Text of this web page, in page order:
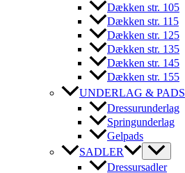
Dækken str. 105
Dækken str. 115
Dækken str. 125
Dækken str. 135
Dækken str. 145
Dækken str. 155
UNDERLAG & PADS
Dressurunderlag
Springunderlag
Gelpads
SADLER
Dressursadler